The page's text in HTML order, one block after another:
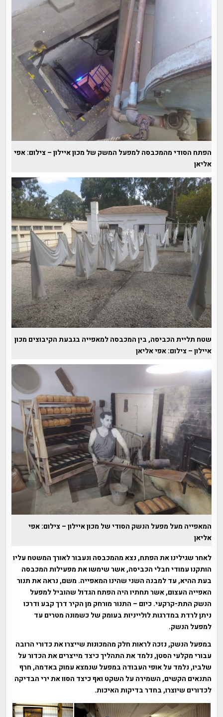
הפתח הסודי מהמכבסה למפעל המשק של מכון איילון – צילום: אפי
אליאן
שטח תליית הכביסה, בין המכבסה למאפייה בגבעת הקיבוצים מכון
איילון – צילום: אפי אליאן
המאפייה מעל מפעל הנשק הסודי של מכון איילון – צילום: אפי
אליאן
לאחר שגילינו את הפתח, נצא מהמכבסה ונעבור לאורך המשטח עליו
הותקנו עמודי חבלי הכביסה, אשר שימשו את מפעילות המכבסה
בעת ההיא, עד למבנה השני שהינו המאפייה. משם, נראה את תנור
האפייה העצום, אשר תחתיו היה הפתח הגדול שהוביל למפעל
הנשק התת-קרקעי. כיום – התנור מורחק מן הקיר דרך קבע ודרכו
ניתן לרדת במדרגות לולייניות בעומק של כשמונה מטרים עד
למפעל הנשק.
במפעל הנשק, נזכה לראות חלק מהמכונות שייצרו את כדורי הרובה
עבורי מקלעי הסטן, נלמד את התהליך כיצד מייצרים את הכדור על
שלביו, נלמד על אופי העבודה במפעל שנמצא עמוק באדמה, חרף
התנאים הקשים, השמירה על השקט ואף כיצד הסוו את ירי הבדיקה
לכדורים שיוצרו, בחדר בדיקות האיכות.